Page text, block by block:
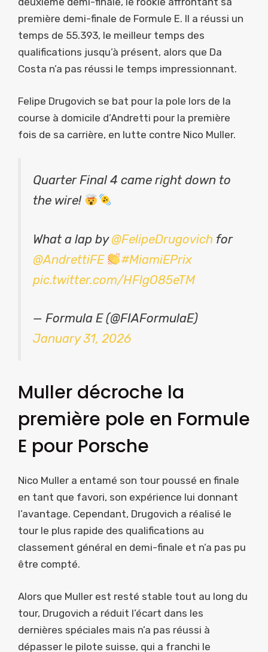
première demi-finale de Formule E. Il a réussi un
temps de 55.393, le meilleur temps des
qualifications jusqu’à présent, alors que Da
Costa n’a pas réussi le temps impressionnant.
Felipe Drugovich se bat pour la pole lors de la
course à domicile d’Andretti pour la première
fois de sa carrière, en lutte contre Nico Muller.
Quarter Final 4 came right down to
the wire!
What a lap by@FelipeDrugovich for
@AndrettiFE
#MiamiEPrix
pic.twitter.com/HFlgO85eTM
— Formula E (@FIAFormulaE)
January 31, 2026
Muller décroche la
première pole en Formule
E pour Porsche
Nico Muller a entamé son tour poussé en finale
en tant que favori, son expérience lui donnant
l’avantage. Cependant, Drugovich a réalisé le
tour le plus rapide des qualifications au
classement général en demi-finale et n’a pas pu
être compté.
Alors que Muller est resté stable tout au long du
tour, Drugovich a réduit l’écart dans les
dernières spéciales mais n’a pas réussi à
dépasser le pilote suisse, qui a franchi le